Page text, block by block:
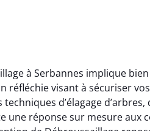
à Serbannes implique
réfléchie visant à sécuriser
d’élagage d’arbres,
une réponse sur mesure aux